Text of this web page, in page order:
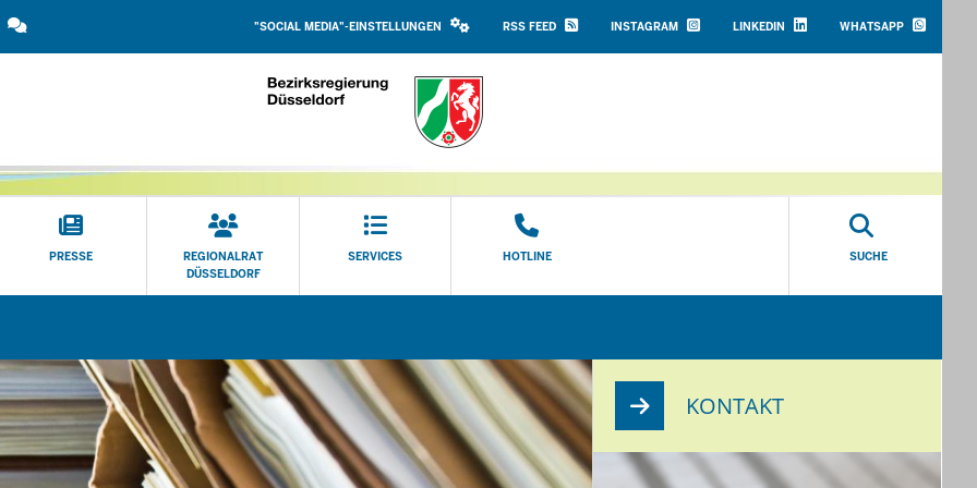
Direkt zum Inhalt
MEDIA
"SOCIAL MEDIA"-EINSTELLUNGEN
TOPRSS FEED INSTAGRAM LINKEDIN WHATSAPP
PRESSE
REGIONALRAT
DÜSSELDORF
SERVICES HOTLINE SUCHE
KONTAKT